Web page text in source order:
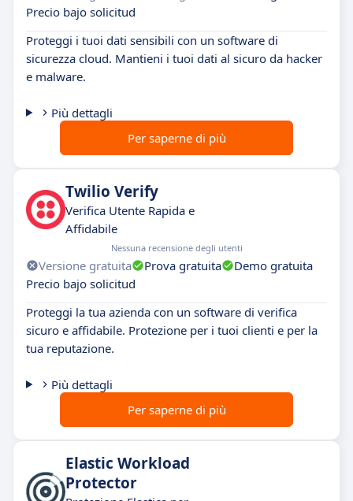
Precio bajo solicitud
Proteggi i tuoi dati sensibili con un software di
sicurezza cloud. Mantieni i tuoi dati al sicuro da hacker
e malware.
Più dettagli
Per saperne di più
Twilio Verify
Verifica Utente Rapida e
Affidabile
Nessuna recensione degli utenti
Versione gratuita Prova gratuita
Demo gratuita
Precio bajo solicitud
Proteggi la tua azienda con un software di verifica
sicuro e affidabile. Protezione per i tuoi clienti e per la
tua reputazione.
Più dettagli
Per saperne di più
Elastic Workload
Protector